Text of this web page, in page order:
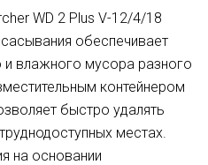
WD 2 Plus V-12/4/18
обеспечивает
влажного мусора разного
контейнером
быстро удалять
местах.
на основании